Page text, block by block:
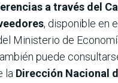
a través del
, disponible en
Ministerio de
puede
la Dirección Nacional